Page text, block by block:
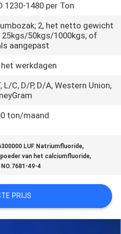
1230-1480 per Ton
2, het netto gewicht
25kgs/50kgs/1000kgs, of
aangepast
werkdagen
L/C, D/P, D/A, Western Union,
ton/maand
LUF Natriumfluoride,
poeder van het calciumfluoride,
NO.7681-49-4
PRIJS